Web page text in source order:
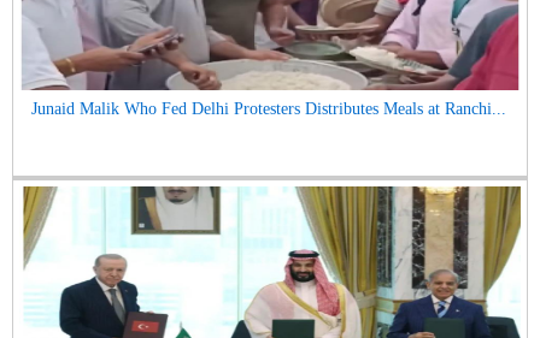
Junaid Malik Who Fed Delhi Protesters Distributes Meals at Ranchi...